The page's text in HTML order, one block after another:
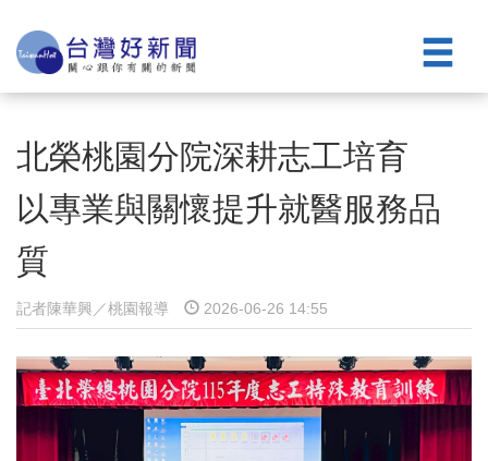
北榮桃園分院深耕志工培育
以專業與關懷提升就醫服務品
質
記者陳華興／桃園報導 2026-06-26 14:55